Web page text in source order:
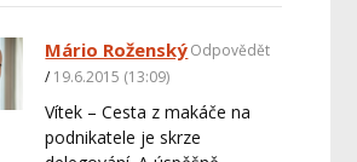
Mário Roženský
19.6.2015 (13:09)
Vítek – Cesta z makáče na
podnikatele je skrze
Odpovědět